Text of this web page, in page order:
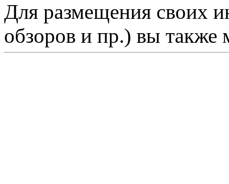
Для размещения своих
обзоров и пр.) вы также